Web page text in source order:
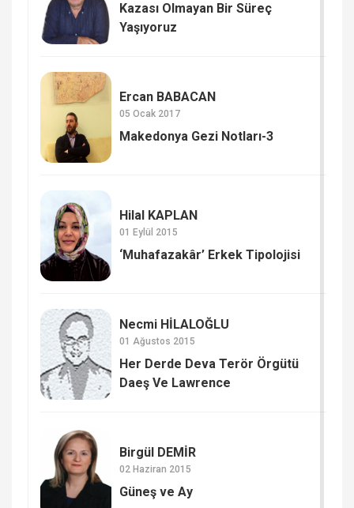
Kazası Olmayan Bir Süreç
Yaşıyoruz
Ercan BABACAN
05 Ocak 2017
Makedonya Gezi Notları-3
Hilal KAPLAN
01 Eylül 2015
‘Muhafazakâr’ Erkek Tipolojisi
Necmi HİLALOĞLU
01 Ağustos 2015
Her Derde Deva Terör Örgütü
Daeş Ve Lawrence
Birgül DEMİR
02 Haziran 2015
Güneş ve Ay